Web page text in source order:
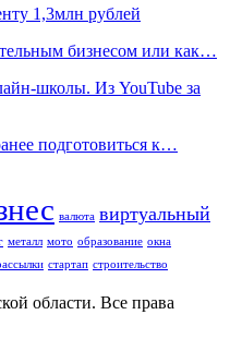
1,3млн рублей
бизнесом или как…
школы. Из YouTube за
подготовиться к…
валюта виртуальный
металл мото образование окна
стартап строительство
области. Все права